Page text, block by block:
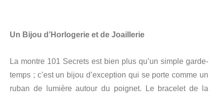
Un Bijou d’Horlogerie et de Joaillerie
La montre 101 Secrets est bien plus qu’un simple garde-
temps ; c’est un bijou d’exception qui se porte comme un
ruban de lumière autour du poignet. Le bracelet de la